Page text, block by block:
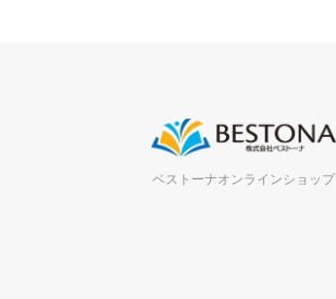
ベストーナオンラインショップ